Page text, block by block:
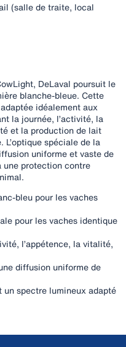
(salle de traite, local
DeLaval poursuit le
blanche-bleue. Cette
idéalement aux
la journée, l’activité, la
et la production de lait
spéciale de la
uniforme et vaste de
une protection contre
bleu pour les vaches
pour les vaches identique
l’appétence, la vitalité,
diffusion uniforme de
spectre lumineux adapté